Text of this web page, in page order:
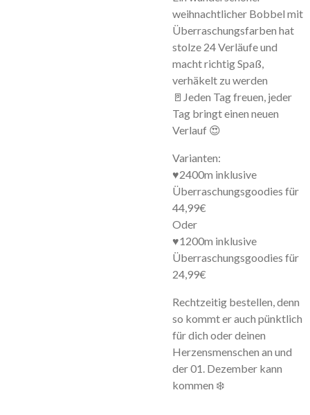
weihnachtlicher Bobbel mit
Überraschungsfarben hat
stolze 24 Verläufe und
macht richtig Spaß,
verhäkelt zu werden
🚪Jeden Tag freuen, jeder
Tag bringt einen neuen
Verlauf 😍
Varianten:
♥️2400m inklusive
Überraschungsgoodies für
44,99€
Oder
♥️1200m inklusive
Überraschungsgoodies für
24,99€
Rechtzeitig bestellen, denn
so kommt er auch pünktlich
für dich oder deinen
Herzensmenschen an und
der 01. Dezember kann
kommen ❄️